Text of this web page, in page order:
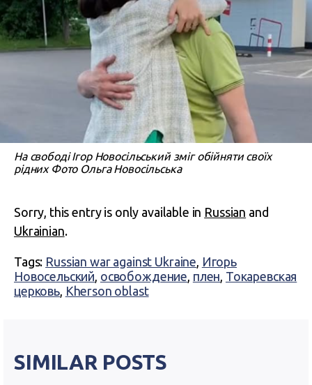
На свободі Ігор Новосільський зміг обійняти своїх
рідних Фото Ольга Новосільська
Sorry, this entry is only available in Russian and
Ukrainian.
Tags: Russian war against Ukraine, Игорь
Новосельский, освобождение, плен, Токаревская
церковь, Kherson oblast
SIMILAR POSTS